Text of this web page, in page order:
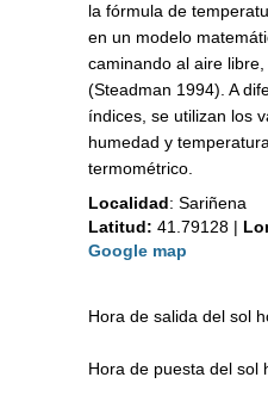
la fórmula de
en un modelo
caminando al aire
(Steadman 1994). A
índices, se utilizan los
humedad y
termométrico.
Localidad: Sariñena
Latitud: 41.79128 |
Google map
Hora de salida del sol
Hora de puesta del sol